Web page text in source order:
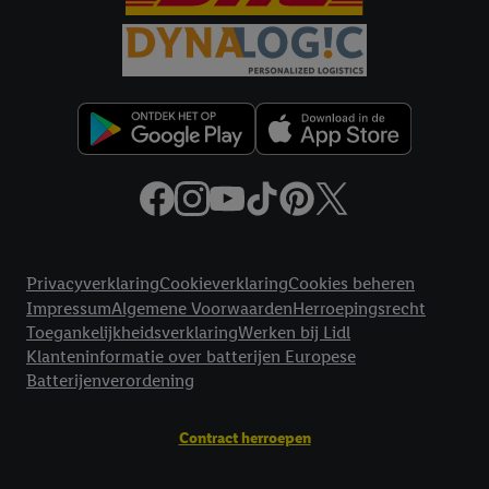
PrivacyverklaringCookieverklaringCookies beheren
ImpressumAlgemene VoorwaardenHerroepingsrecht
ToegankelijkheidsverklaringWerken bij Lidl
Klanteninformatie over batterijen Europese
Batterijenverordening
Contract herroepen
inclusief over de opslagperiode van de gegevens en je recht om
jouw toestemming op elk gewenst moment in te trekken, vind je
privacyverklaring Je vindt de impressum voor de Lidl
wij inzetten.